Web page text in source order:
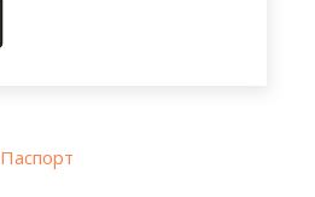
Паспорт